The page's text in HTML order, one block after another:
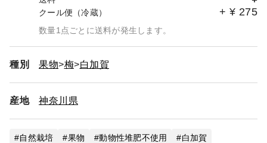
クール便（冷蔵） + ¥ 275
数量1点ごとに送料が発生します。
種別 果物 梅 白加賀
産地 神奈川県
自然栽培 果物 動物性堆肥不使用
白加賀